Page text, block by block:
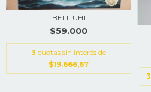
BELL UH1
$59.000
3 cuotas sin interés de
$19.666,67
3